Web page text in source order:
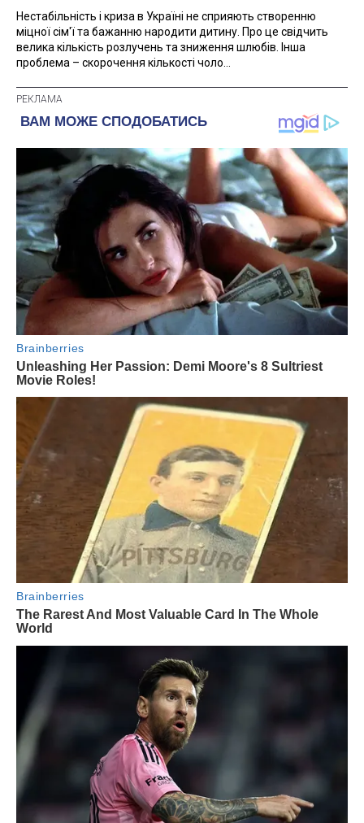
Нестабільність і криза в Україні не сприяють створенню
міцної сім'ї та бажанню народити дитину. Про це свідчить
велика кількість розлучень та зниження шлюбів. Інша
проблема – скорочення кількості чоло...